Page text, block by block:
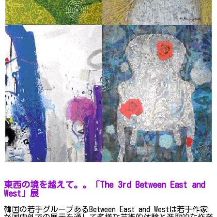
東西の境を越えて。。「The 3rd Between East and
West」展
韓国の若手グループあるBetween East and Westは若手作家